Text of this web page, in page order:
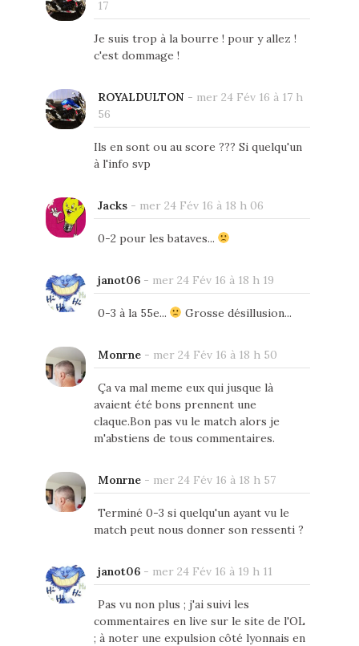
17
Je suis trop à la bourre ! pour y allez !
c'est dommage !
ROYALDULTON - mer 24 Fév 16 à 17 h
56
Ils en sont ou au score ??? Si quelqu'un
à l'info svp
Jacks- mer 24 Fév 16 à 18 h 06
0-2 pour les bataves...
janot06- mer 24 Fév 16 à 18 h 19
0-3 à la 55e... Grosse désillusion...
Monrne- mer 24 Fév 16 à 18 h 50
Ça va mal meme eux qui jusque là
avaient été bons prennent une
claque.Bon pas vu le match alors je
m'abstiens de tous commentaires.
Monrne- mer 24 Fév 16 à 18 h 57
Terminé 0-3 si quelqu'un ayant vu le
match peut nous donner son ressenti ?
janot06- mer 24 Fév 16 à 19 h 11
Pas vu non plus ; j'ai suivi les
commentaires en live sur le site de l'OL
; à noter une expulsion côté lyonnais en